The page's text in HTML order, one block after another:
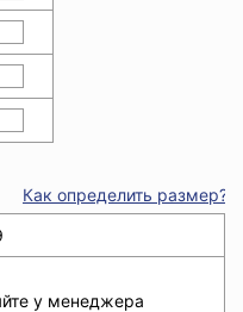
Как определить размер?
у менеджера